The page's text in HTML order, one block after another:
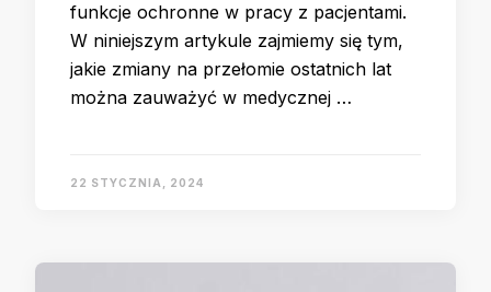
funkcje ochronne w pracy z pacjentami.
W niniejszym artykule zajmiemy się tym,
jakie zmiany na przełomie ostatnich lat
można zauważyć w medycznej …
22 STYCZNIA, 2024